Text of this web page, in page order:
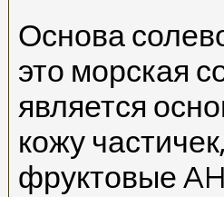
Основа
это морская
является
кожу
фруктовые